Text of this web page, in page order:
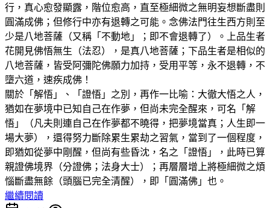
行，真心愈發顯露，階位愈高，直至極細微之無明妄想斷盡則
圓滿成佛；但修行中亦有退轉之可能。念佛法門往生西方則至
少是八地菩薩（又稱「不動地」；即不會退轉了）。上品生者
花開見佛悟無生（法忍），是真八地菩薩；下品生者是相似的
八地菩薩，皆受阿彌陀佛願力加持，受用平等，永不退轉，不
墮六道，速疾成佛！
關於「解悟」、「證悟」之別，再作一比喻：大徹大悟之人，
猶如在夢境中已知自己在作夢，但尚未完全醒來，可名「解
悟」（凡夫則連自己在作夢都不曉得，把夢境當真；人生即一
場大夢），還得努力斷除累生累劫之習氣，當到了一個程度，
即猶如從夢中剛醒，但尚有些昏沈，名之「證悟」，此時已算
親證佛境界（分證佛；法身大士）；再層層增上將極細微之煩
惱斷盡無餘（頭腦已完全清醒），即「圓滿佛」也。
繼續閱讀